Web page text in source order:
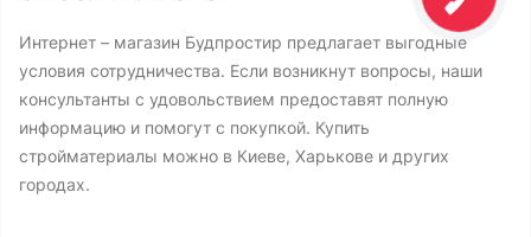
Интернет – магазин Будпростир предлагает выгодные
условия сотрудничества. Если возникнут вопросы, наши
консультанты с удовольствием предоставят полную
информацию и помогут с покупкой. Купить
стройматериалы можно в Киеве, Харькове и других
городах.